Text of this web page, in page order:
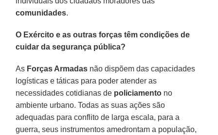
comunidades.
O Exército e as outras forças têm condições de
cuidar da segurança pública?
As Forças Armadas não dispõem das capacidades
logísticas e táticas para poder atender as
necessidades cotidianas de policiamento no
ambiente urbano. Todas as suas ações são
adequadas para conflito de larga escala, para a
guerra, seus instrumentos amedrontam a população,